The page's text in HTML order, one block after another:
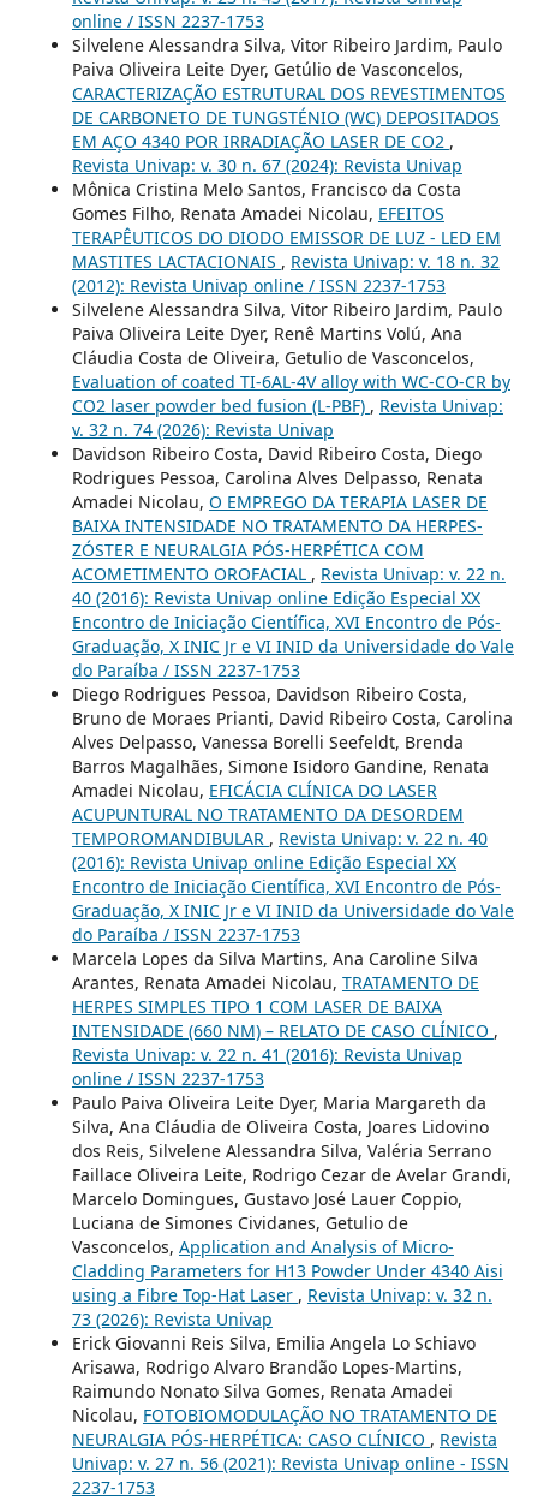
online / ISSN 2237-1753
Silvelene Alessandra Silva, Vitor Ribeiro Jardim, Paulo
Paiva Oliveira Leite Dyer, Getúlio de Vasconcelos,
CARACTERIZAÇÃO ESTRUTURAL DOS REVESTIMENTOS
DE CARBONETO DE TUNGSTÉNIO (WC) DEPOSITADOS
EM AÇO 4340 POR IRRADIAÇÃO LASER DE CO2 ,
Revista Univap: v. 30 n. 67 (2024): Revista Univap
Mônica Cristina Melo Santos, Francisco da Costa
Gomes Filho, Renata Amadei Nicolau, EFEITOS
TERAPÊUTICOS DO DIODO EMISSOR DE LUZ - LED EM
MASTITES LACTACIONAIS , Revista Univap: v. 18 n. 32
(2012): Revista Univap online / ISSN 2237-1753
Silvelene Alessandra Silva, Vitor Ribeiro Jardim, Paulo
Paiva Oliveira Leite Dyer, Renê Martins Volú, Ana
Cláudia Costa de Oliveira, Getulio de Vasconcelos,
Evaluation of coated TI-6AL-4V alloy with WC-CO-CR by
CO2 laser powder bed fusion (L-PBF) , Revista Univap:
v. 32 n. 74 (2026): Revista Univap
Davidson Ribeiro Costa, David Ribeiro Costa, Diego
Rodrigues Pessoa, Carolina Alves Delpasso, Renata
Amadei Nicolau, O EMPREGO DA TERAPIA LASER DE
BAIXA INTENSIDADE NO TRATAMENTO DA HERPES-
ZÓSTER E NEURALGIA PÓS-HERPÉTICA COM
ACOMETIMENTO OROFACIAL , Revista Univap: v. 22 n.
40 (2016): Revista Univap online Edição Especial XX
Encontro de Iniciação Científica, XVI Encontro de Pós-
Graduação, X INIC Jr e VI INID da Universidade do Vale
do Paraíba / ISSN 2237-1753
Diego Rodrigues Pessoa, Davidson Ribeiro Costa,
Bruno de Moraes Prianti, David Ribeiro Costa, Carolina
Alves Delpasso, Vanessa Borelli Seefeldt, Brenda
Barros Magalhães, Simone Isidoro Gandine, Renata
Amadei Nicolau, EFICÁCIA CLÍNICA DO LASER
ACUPUNTURAL NO TRATAMENTO DA DESORDEM
TEMPOROMANDIBULAR , Revista Univap: v. 22 n. 40
(2016): Revista Univap online Edição Especial XX
Encontro de Iniciação Científica, XVI Encontro de Pós-
Graduação, X INIC Jr e VI INID da Universidade do Vale
do Paraíba / ISSN 2237-1753
Marcela Lopes da Silva Martins, Ana Caroline Silva
Arantes, Renata Amadei Nicolau, TRATAMENTO DE
HERPES SIMPLES TIPO 1 COM LASER DE BAIXA
INTENSIDADE (660 NM) – RELATO DE CASO CLÍNICO ,
Revista Univap: v. 22 n. 41 (2016): Revista Univap
online / ISSN 2237-1753
Paulo Paiva Oliveira Leite Dyer, Maria Margareth da
Silva, Ana Cláudia de Oliveira Costa, Joares Lidovino
dos Reis, Silvelene Alessandra Silva, Valéria Serrano
Faillace Oliveira Leite, Rodrigo Cezar de Avelar Grandi,
Marcelo Domingues, Gustavo José Lauer Coppio,
Luciana de Simones Cividanes, Getulio de
Vasconcelos, Application and Analysis of Micro-
Cladding Parameters for H13 Powder Under 4340 Aisi
using a Fibre Top-Hat Laser , Revista Univap: v. 32 n.
73 (2026): Revista Univap
Erick Giovanni Reis Silva, Emilia Angela Lo Schiavo
Arisawa, Rodrigo Alvaro Brandão Lopes-Martins,
Raimundo Nonato Silva Gomes, Renata Amadei
Nicolau, FOTOBIOMODULAÇÃO NO TRATAMENTO DE
NEURALGIA PÓS-HERPÉTICA: CASO CLÍNICO , Revista
Univap: v. 27 n. 56 (2021): Revista Univap online - ISSN
2237-1753